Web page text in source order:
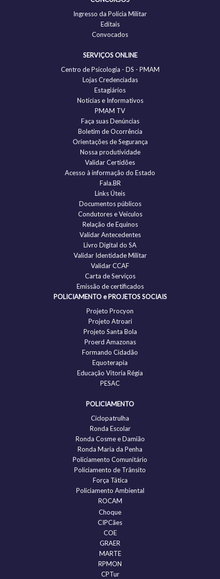
Ingresso da Polícia Militar
Editais
Convocados
SERVIÇOS ONLINE
Centro de Psicologia - DS - PMAM
Lojas Credenciadas
Estagiários
Notícias e Informativos
PMAM TV
Faça suas Denúncias
Boletim de Ocorrência
Orientações de Segurança
Nossa produtividade
Validar Certidões
Acesso à informação do Estado
Fala.BR
Links Úteis
Documentos públicos
Condutores e Veículos
Relação de Equinos
Validar Antecedentes
Livro Digital do SA
Validar Identidade Militar
Validar CCAF
Carta de Serviços
Emissão de certificados
POLICIAMENTO e PROJETOS SOCIAIS
Projeto Procyon
Projeto Atroari
Projeto Santa Bola
Proerd Amazonas
Formando Cidadão
Equoterapia
Educação Vitoria Régia
PESAC
POLICIAMENTO
Ciclopatrulha
Ronda Escolar
Ronda Cosme e Damião
Ronda Maria da Penha
Policiamento Comunitário
Policiamento de Trânsito
Força Tática
Policiamento Ambiental
ROCAM
Choque
CIPCães
COE
GRAER
MARTE
RPMON
CPTur